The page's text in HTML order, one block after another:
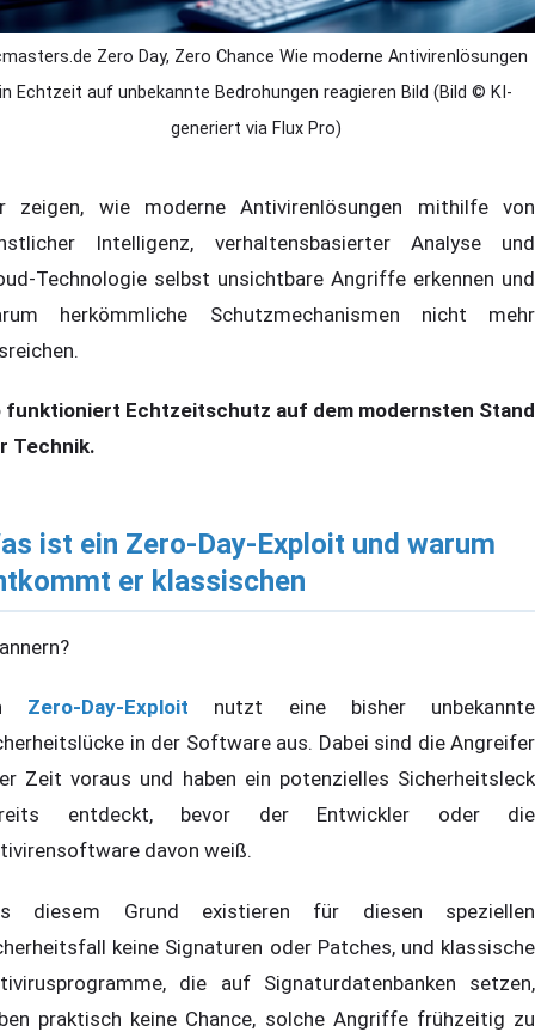
Zero Day, Zero Chance Wie moderne Antivirenlösungen
in Echtzeit auf unbekannte Bedrohungen reagieren Bild (Bild © KI-
generiert via Flux Pro)
zeigen, wie moderne Antivirenlösungen mithilfe von
Intelligenz, verhaltensbasierter Analyse und
Technologie selbst unsichtbare Angriffe erkennen und
herkömmliche Schutzmechanismen nicht mehr
funktioniert Echtzeitschutz auf dem modernsten Stand
Technik.
ist ein Zero-Day-Exploit und warum
er klassischen
Zero-Day-Exploit nutzt eine bisher unbekannte
in der Software aus. Dabei sind die Angreifer
Zeit voraus und haben ein potenzielles Sicherheitsleck
entdeckt, bevor der Entwickler oder die
davon weiß.
diesem Grund existieren für diesen speziellen
keine Signaturen oder Patches, und klassische
die auf Signaturdatenbanken setzen,
praktisch keine Chance, solche Angriffe frühzeitig zu